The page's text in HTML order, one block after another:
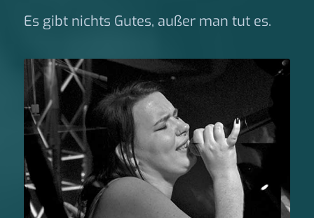
Es gibt nichts Gutes, außer man tut es.